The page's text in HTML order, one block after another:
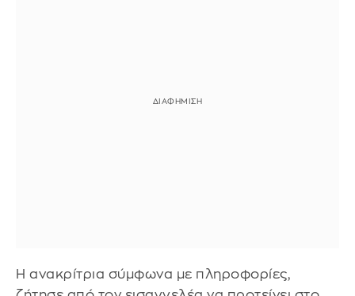
Η ανακρίτρια σύμφωνα με πληροφορίες,